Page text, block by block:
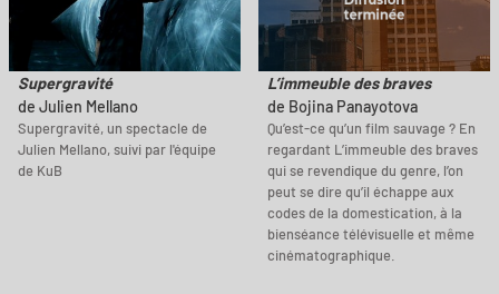
Supergravité
de Julien Mellano
Supergravité, un spectacle de
Julien Mellano, suivi par l'équipe
de KuB
L’immeuble des braves
de Bojina Panayotova
Qu’est-ce qu’un film sauvage ? En
regardant L’immeuble des braves
qui se revendique du genre, l’on
peut se dire qu’il échappe aux
codes de la domestication, à la
bienséance télévisuelle et même
cinématographique.